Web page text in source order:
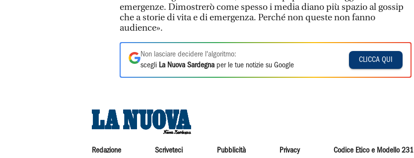
emergenze. Dimostrerò come spesso i media diano più spazio al gossip
che a storie di vita e di emergenza. Perché non queste non fanno
audience».
Non lasciare decidere l'algoritmo:
scegli La Nuova Sardegna per le tue notizie su Google
CLICCA QUI
Redazione Scriveteci Pubblicità Privacy Codice Etico e Modello 231